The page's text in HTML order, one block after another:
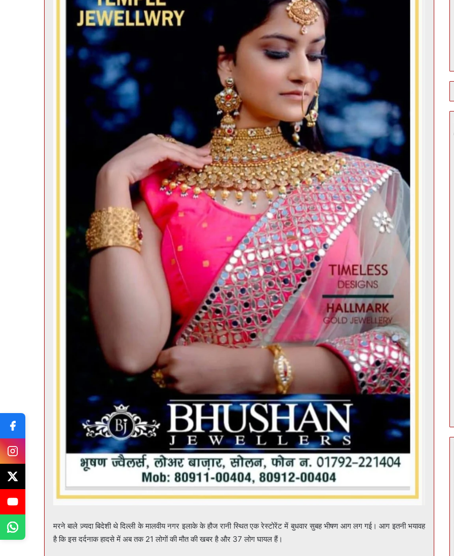
मरने बाले ज़्यदा बिदेशी थे दिल्ली के मालवीय नगर इलाके के हौज रानी स्थित एक रेस्टोरेंट में बुधवार सुबह भीषण आग लग गई। आग इतनी भयावह
है कि इस दर्दनाक हादसे में अब तक 21 लोगों की मौत की खबर है और 37 लोग घायल हैं।